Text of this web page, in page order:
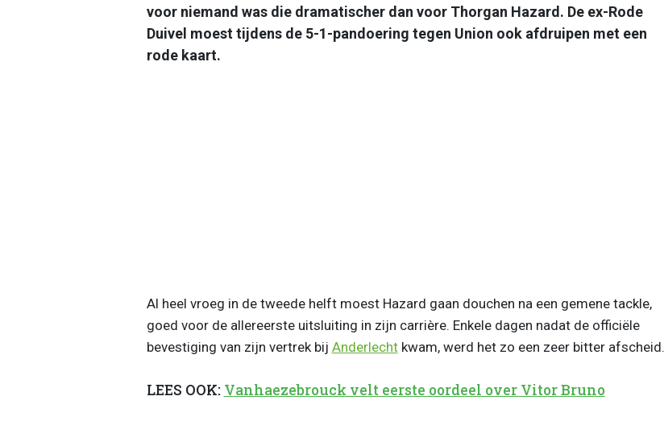
voor niemand was die dramatischer dan voor Thorgan Hazard. De ex-Rode
Duivel moest tijdens de 5-1-pandoering tegen Union ook afdruipen met een
rode kaart.
Al heel vroeg in de tweede helft moest Hazard gaan douchen na een gemene tackle,
goed voor de allereerste uitsluiting in zijn carrière. Enkele dagen nadat de officiële
bevestiging van zijn vertrek bij Anderlechtkwam, werd het zo een zeer bitter afscheid.
LEES OOK: Vanhaezebrouck velt eerste oordeel over Vitor Bruno